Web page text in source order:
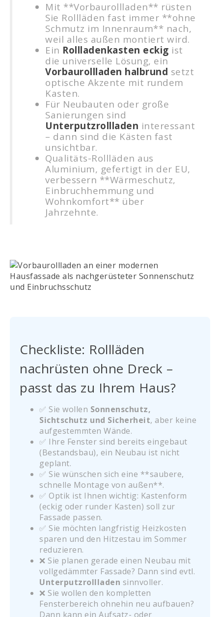
Mit **Vorbaurollladen** rüsten
Sie Rollläden fast immer **ohne
Schmutz im Innenraum** nach,
weil alles außen montiert wird.
Ein Rollladenkasten eckig ist
die universelle Lösung, ein
Vorbaurollladen halbrund setzt
optische Akzente mit rundem
Kasten.
Für Neubauten oder große
Sanierungen sind
Unterputzrollladen interessant
– dann sind die Kästen fast
unsichtbar.
Qualitäts-Rollläden aus
Aluminium, gefertigt in der EU,
verbessern **Wärmeschutz,
Einbruchhemmung und
Wohnkomfort** über
Jahrzehnte.
Checkliste: Rollläden
nachrüsten ohne Dreck –
passt das zu Ihrem Haus?
✅ Sie wollen Sonnenschutz,
Sichtschutz und Sicherheit, aber keine
aufgestemmten Wände.
✅ Ihre Fenster sind bereits eingebaut
(Bestandsbau), ein Neubau ist nicht
geplant.
✅ Sie wünschen sich eine **saubere,
schnelle Montage von außen**.
✅ Optik ist Ihnen wichtig: Kastenform
(eckig oder runder Kasten) soll zur
Fassade passen.
✅ Sie möchten langfristig Heizkosten
sparen und den Hitzestau im Sommer
reduzieren.
❌ Sie planen gerade einen Neubau mit
vollgedämmter Fassade? Dann sind evtl.
Unterputzrollladen sinnvoller.
❌ Sie wollen den kompletten
Fensterbereich ohnehin neu aufbauen?
Dann kann ein Aufsatz- oder